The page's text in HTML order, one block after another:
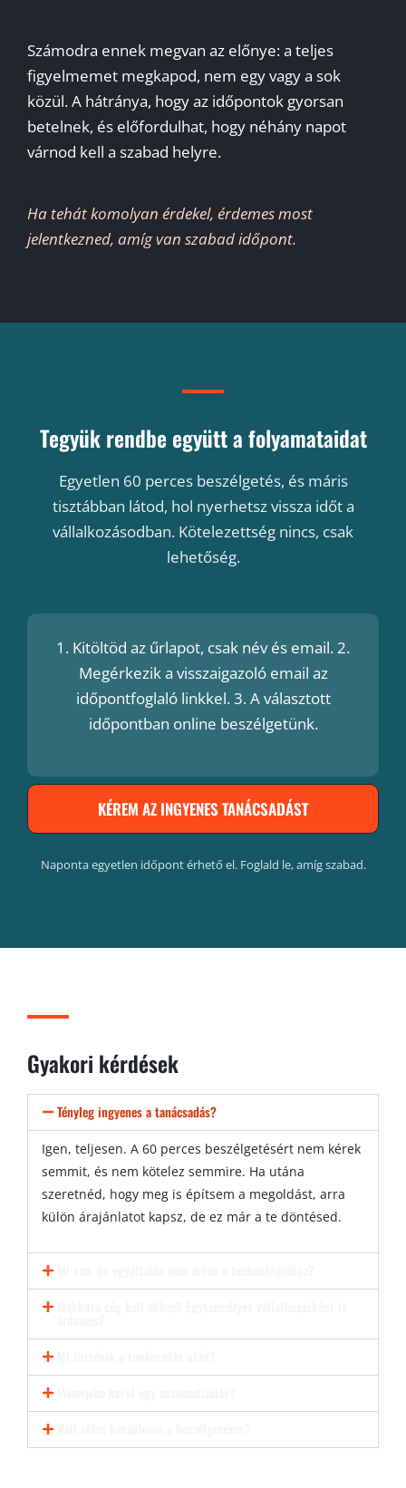
Számodra ennek megvan az előnye: a teljes
figyelmemet megkapod, nem egy vagy a sok
közül. A hátránya, hogy az időpontok gyorsan
betelnek, és előfordulhat, hogy néhány napot
várnod kell a szabad helyre.
Ha tehát komolyan érdekel, érdemes most
jelentkezned, amíg van szabad időpont.
Tegyük rendbe együtt a folyamataidat
Egyetlen 60 perces beszélgetés, és máris
tisztábban látod, hol nyerhetsz vissza időt a
vállalkozásodban. Kötelezettség nincs, csak
lehetőség.
1. Kitöltöd az űrlapot, csak név és email. 2.
Megérkezik a visszaigazoló email az
időpontfoglaló linkkel. 3. A választott
időpontban online beszélgetünk.
KÉREM AZ INGYENES TANÁCSADÁST
Naponta egyetlen időpont érhető el. Foglald le, amíg szabad.
Gyakori kérdések
Tényleg ingyenes a tanácsadás?
Igen, teljesen. A 60 perces beszélgetésért nem kérek
semmit, és nem kötelez semmire. Ha utána
szeretnéd, hogy meg is építsem a megoldást, arra
külön árajánlatot kapsz, de ez már a te döntésed.